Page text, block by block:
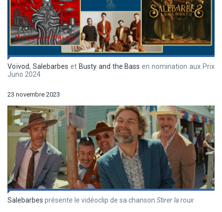
Voïvod, Salebarbes et Busty and the Bass en nomination aux Prix
Juno 2024
23 novembre 2023
Salebarbes présente le vidéoclip de sa chanson Stirer la roux